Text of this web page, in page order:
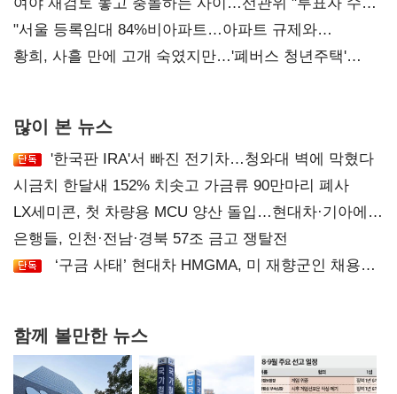
오차 당연"
"서울 등록임대 84%비아파트…아파트 규제와
달리해야"
황희, 사흘 만에 고개 숙였지만…'폐버스 청년주택'
많이 본 뉴스
'한국판 IRA'서 빠진 전기차…청와대 벽에 막혔다
시금치 한달새 152% 치솟고 가금류 90만마리 폐사
LX세미콘, 첫 차량용 MCU 양산 돌입…현대차·기아에
공급
은행들, 인천·전남·경북 57조 금고 쟁탈전
‘구금 사태’ 현대차 HMGMA, 미 재향군인 채용
함께 볼만한 뉴스